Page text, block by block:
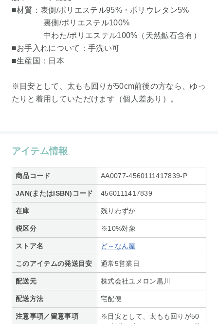
■材質：表側/ポリエステル95%・ポリウレタン5%
裏側/ポリエステル100%
中わた/ポリエステル100%（天然鉱石含有）
■お手入れについて：手洗い可
■生産国：日本
※目安として、太もも回りが50cm前後の方なら、ゆっ
たりと着用していただけます（個人差あり）。
アイテム情報
商品コード AA0077-4560111417839-P
JAN(またはISBN)コード 4560111417839
在庫 残りわずか
税区分 ※10%対象
ストア名 ど～なん屋
このアイテムの発送目安 通常5営業日
配送元 株式会社ユメロン黒川
配送方法 宅配便
注意事項／留意事項
※目安として、太もも回りが50